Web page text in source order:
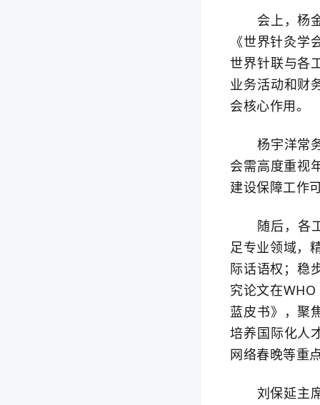
会上，杨金
《世界针灸
世界针联与各
业务活动和财
会核心作用。
杨宇洋常务
会需高度重视
建设保障工作
随后，各工
足专业领域，
际话语权；稳
究论文在
蓝皮书》，聚
培养国际化人
网络春晚等重
刘保延主席